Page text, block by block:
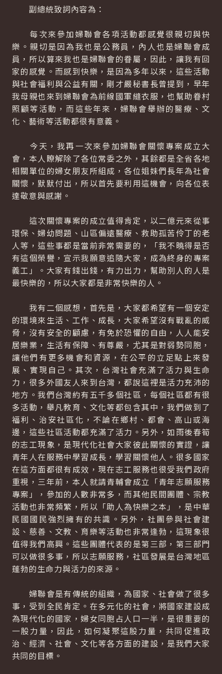
副總統致詞內容為：
每次來參加婦聯會各項活動都感覺很親切與快
樂。親切是因為我也是公務員，內人也是婦聯會成
員，所以算來我也是婦聯會的眷屬，因此，讓我有回
家的感覺。而感到快樂，是因為多年以來，這些活動
與社會福利與公益有關，剛才嚴秘書長曾提到，早年
我母親也來到婦聯會為前線國軍縫衣服，也幫助眷村
照顧等活動，而這些年來，婦聯會舉辦的醫療、文
化、藝術等活動都很有意義。
今天，我再一次來參加婦聯會關懷專案成立大
會，本人瞭解除了各位常委之外，其餘都是全省各地
相關單位的婦女朋友所組成，各位姐妹們長年為社會
關懷，默默付出，所以首先要利用這機會，向各位表
達敬意與感謝。
這次關懷專案的成立值得肯定，以二億元來從事
環保、婦幼問題、山區偏遠醫療、救助孤苦伶丁的老
人等，這些事都是當前非常需要的，「我不曉得是否
有這個榮譽，宣示我願意追隨大家，成為終身的專案
義工」。大家有錢出錢，有力出力，幫助別人的人是
最快樂的，所以大家都是非常快樂的人。
我有二個感想，首先是，大家都希望有一個安定
的環境來生活、工作、成長，大家希望沒有戰亂的威
脅，沒有安全的顧慮，有免於恐懼的自由，人人能安
居樂業，生活有保障、有尊嚴，尤其是對弱勢同胞，
讓他們有更多機會和資源，在公平的立足點上來發
展、實現自己。其次，台灣社會充滿了活力與生命
力，很多外國友人來到台灣，都說這裡是活力充沛的
地方。我們台灣約有五千多個社區，每個社區都有很
多活動，舉凡教育、文化等都包含其中，我們做到了
福利、治安社區化，不論在鄉村、都會、高山或海
邊，這些社區活動都充滿了活力。另外，如雨後春筍
的志工現象，是現代化社會大家彼此關懷的實證，讓
青年人在服務中學習成長，學習關懷他人。很多國家
在這方面都很有成效，現在志工服務也很受我們政府
重視，三年前，本人就請青輔會成立「青年志願服務
專案」，參加的人數非常多，而其他民間團體、宗教
活動也非常頻繁，所以「助人為快樂之本」，是中華
民國國民強烈擁有的共識。另外，社團參與社會建
設、慈善、文教、育樂等活動也非常逢勃，這現象很
值得我們高興。這些團體代表的是第三部，第三部門
可以做很多事，所以志願服務，社區發展是台灣地區
蓬勃的生命力與活力的來源。
婦聯會是有傳統的組織，為國家、社會做了很多
事，受到全民肯定。在多元化的社會，將國家建設成
為現代化的國家，婦女同胞占人口一半，是很重要的
一股力量，因此，如何凝聚這股力量，共同促進政
治、經濟、社會、文化等各方面的建設，是我們大家
共同的目標。